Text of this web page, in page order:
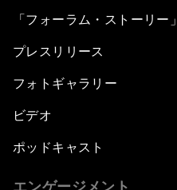
「フォーラム・ストーリー」
プレスリリース
フォトギャラリー
ビデオ
ポッドキャスト